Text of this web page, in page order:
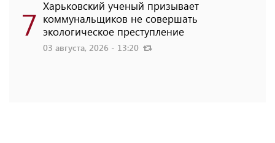
7 Харьковский ученый призывает
коммунальщиков не совершать
экологическое преступление
03 августа, 2026 - 13:20